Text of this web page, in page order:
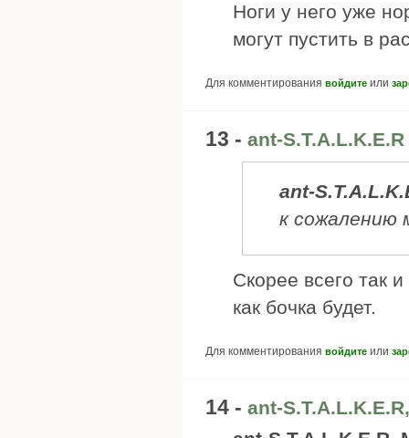
Ноги у него уже
могут пустить в
Для комментирования войдите или
13 - ant-
ant-
к сожалению
Скорее всего так
как бочка будет.
Для комментирования войдите или
14 - ant-